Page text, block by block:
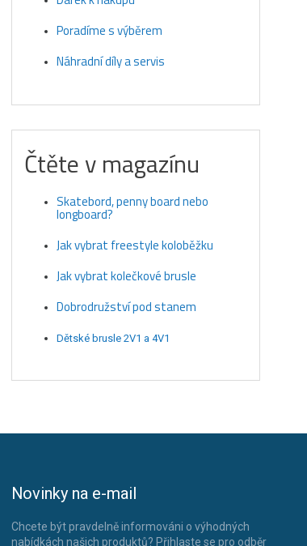
Poradíme s výběrem
Náhradní díly a servis
Čtěte v magazínu
Skatebord, penny board nebo
longboard?
Jak vybrat freestyle koloběžku
Jak vybrat kolečkové brusle
Dobrodružství pod stanem
Dětské brusle 2V1 a 4V1
Novinky na e-mail
Chcete být pravdelně informováni o výhodných
nabídkách našich produktů? Přihlaste se pro odběr